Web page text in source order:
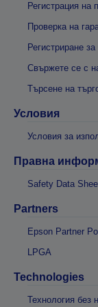
Регистрация на
Проверка на
Регистриране
Свържете се с
Търсене на
Условия
Условия за
Правна
Safety Data
Partners
Epson Partner
LPGA
Technologies
Технология без